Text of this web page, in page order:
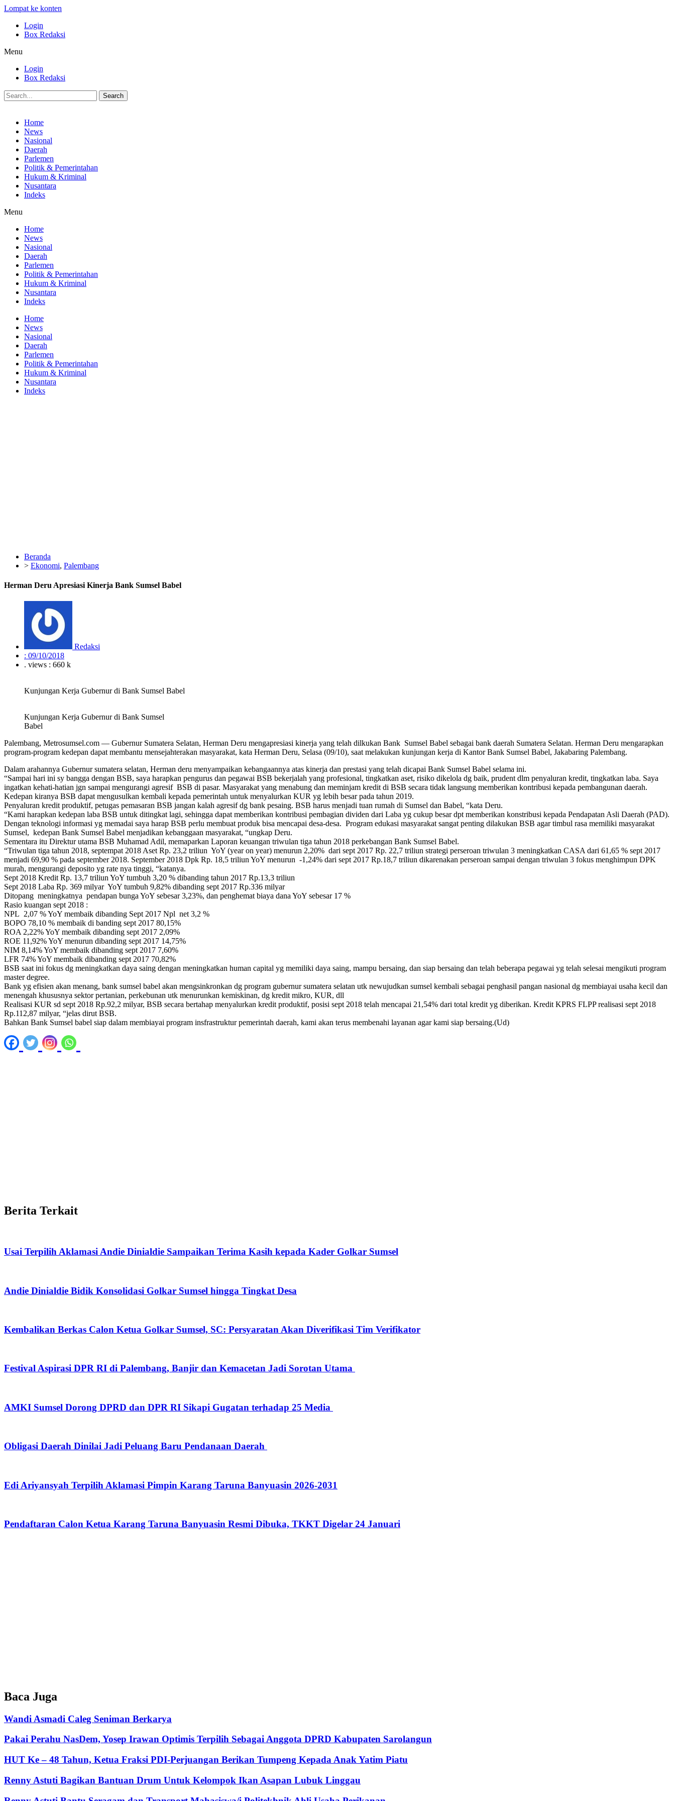
Lompat ke konten
Login
Box Redaksi
Menu
Login
Box Redaksi
Search
Home
News
Nasional
Daerah
Parlemen
Politik & Pemerintahan
Hukum & Kriminal
Nusantara
Indeks
Menu
Home
News
Nasional
Daerah
Parlemen
Politik & Pemerintahan
Hukum & Kriminal
Nusantara
Indeks
Home
News
Nasional
Daerah
Parlemen
Politik & Pemerintahan
Hukum & Kriminal
Nusantara
Indeks
Beranda
> Ekonomi, Palembang
Herman Deru Apresiasi Kinerja Bank Sumsel Babel
Redaksi
: 09/10/2018
. views : 660 k
Kunjungan Kerja Gubernur di Bank Sumsel Babel
Kunjungan Kerja Gubernur di Bank Sumsel
Babel
Palembang, Metrosumsel.com — Gubernur Sumatera Selatan, Herman Deru mengapresiasi kinerja yang telah dilkukan Bank Sumsel Babel sebagai bank daerah Sumatera Selatan. Herman Deru mengarapkan
program-program kedepan dapat membantu mensejahterakan masyarakat, kata Herman Deru, Selasa (09/10), saat melakukan kunjungan kerja di Kantor Bank Sumsel Babel, Jakabaring Palembang.
Dalam arahannya Gubernur sumatera selatan, Herman deru menyampaikan kebangaannya atas kinerja dan prestasi yang telah dicapai Bank Sumsel Babel selama ini.
“Sampai hari ini sy bangga dengan BSB, saya harapkan pengurus dan pegawai BSB bekerjalah yang profesional, tingkatkan aset, risiko dikelola dg baik, prudent dlm penyaluran kredit, tingkatkan laba. Saya
ingatkan kehati-hatian jgn sampai mengurangi agresif BSB di pasar. Masyarakat yang menabung dan meminjam kredit di BSB secara tidak langsung memberikan kontribusi kepada pembangunan daerah.
Kedepan kiranya BSB dapat mengusulkan kembali kepada pemerintah untuk menyalurkan KUR yg lebih besar pada tahun 2019.
Penyaluran kredit produktif, petugas pemasaran BSB jangan kalah agresif dg bank pesaing. BSB harus menjadi tuan rumah di Sumsel dan Babel, “kata Deru.
“Kami harapkan kedepan laba BSB untuk ditingkat lagi, sehingga dapat memberikan kontribusi pembagian dividen dari Laba yg cukup besar dpt memberikan konstribusi kepada Pendapatan Asli Daerah (PAD).
Dengan teknologi informasi yg memadai saya harap BSB perlu membuat produk bisa mencapai desa-desa. Program edukasi masyarakat sangat penting dilakukan BSB agar timbul rasa memiliki masyarakat
Sumsel, kedepan Bank Sumsel Babel menjadikan kebanggaan masyarakat, “ungkap Deru.
Sementara itu Direktur utama BSB Muhamad Adil, memaparkan Laporan keuangan triwulan tiga tahun 2018 perkebangan Bank Sumsel Babel.
“Triwulan tiga tahun 2018, septempat 2018 Aset Rp. 23,2 triliun YoY (year on year) menurun 2,20% dari sept 2017 Rp. 22,7 triliun strategi perseroan triwulan 3 meningkatkan CASA dari 61,65 % sept 2017
menjadi 69,90 % pada september 2018. September 2018 Dpk Rp. 18,5 triliun YoY menurun -1,24% dari sept 2017 Rp.18,7 triliun dikarenakan perseroan sampai dengan triwulan 3 fokus menghimpun DPK
murah, mengurangi deposito yg rate nya tinggi, “katanya.
Sept 2018 Kredit Rp. 13,7 triliun YoY tumbuh 3,20 % dibanding tahun 2017 Rp.13,3 triliun
Sept 2018 Laba Rp. 369 milyar YoY tumbuh 9,82% dibanding sept 2017 Rp.336 milyar
Ditopang meningkatnya pendapan bunga YoY sebesar 3,23%, dan penghemat biaya dana YoY sebesar 17 %
Rasio kuangan sept 2018 :
NPL 2,07 % YoY membaik dibanding Sept 2017 Npl net 3,2 %
BOPO 78,10 % membaik di banding sept 2017 80,15%
ROA 2,22% YoY membaik dibanding sept 2017 2,09%
ROE 11,92% YoY menurun dibanding sept 2017 14,75%
NIM 8,14% YoY membaik dibanding sept 2017 7,60%
LFR 74% YoY membaik dibanding sept 2017 70,82%
BSB saat ini fokus dg meningkatkan daya saing dengan meningkatkan human capital yg memiliki daya saing, mampu bersaing, dan siap bersaing dan telah beberapa pegawai yg telah selesai mengikuti program
master degree.
Bank yg efisien akan menang, bank sumsel babel akan mengsinkronkan dg program gubernur sumatera selatan utk newujudkan sumsel kembali sebagai penghasil pangan nasional dg membiayai usaha kecil dan
menengah khususnya sektor pertanian, perkebunan utk menurunkan kemiskinan, dg kredit mikro, KUR, dll
Realisasi KUR sd sept 2018 Rp.92,2 milyar, BSB secara bertahap menyalurkan kredit produktif, posisi sept 2018 telah mencapai 21,54% dari total kredit yg diberikan. Kredit KPRS FLPP realisasi sept 2018
Rp.112,87 milyar, “jelas dirut BSB.
Bahkan Bank Sumsel babel siap dalam membiayai program insfrastruktur pemerintah daerah, kami akan terus membenahi layanan agar kami siap bersaing.(Ud)
Berita Terkait
Usai Terpilih Aklamasi Andie Dinialdie Sampaikan Terima Kasih kepada Kader Golkar Sumsel
Andie Dinialdie Bidik Konsolidasi Golkar Sumsel hingga Tingkat Desa
Kembalikan Berkas Calon Ketua Golkar Sumsel, SC: Persyaratan Akan Diverifikasi Tim Verifikator
Festival Aspirasi DPR RI di Palembang, Banjir dan Kemacetan Jadi Sorotan Utama
AMKI Sumsel Dorong DPRD dan DPR RI Sikapi Gugatan terhadap 25 Media
Obligasi Daerah Dinilai Jadi Peluang Baru Pendanaan Daerah
Edi Ariyansyah Terpilih Aklamasi Pimpin Karang Taruna Banyuasin 2026-2031
Pendaftaran Calon Ketua Karang Taruna Banyuasin Resmi Dibuka, TKKT Digelar 24 Januari
Baca Juga
Wandi Asmadi Caleg Seniman Berkarya
Pakai Perahu NasDem, Yosep Irawan Optimis Terpilih Sebagai Anggota DPRD Kabupaten Sarolangun
HUT Ke – 48 Tahun, Ketua Fraksi PDI-Perjuangan Berikan Tumpeng Kepada Anak Yatim Piatu
Renny Astuti Bagikan Bantuan Drum Untuk Kelompok Ikan Asapan Lubuk Linggau